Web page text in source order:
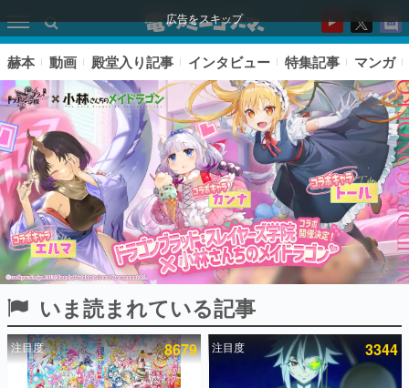
広告をスキップ
ピックアップ
電ファミのいま読まれている記事ランキング
赫本 動画 殿堂入り記事 インタビュー 特集記事 マンガ
いま読まれている記事
注目度 8679 注目度 3344